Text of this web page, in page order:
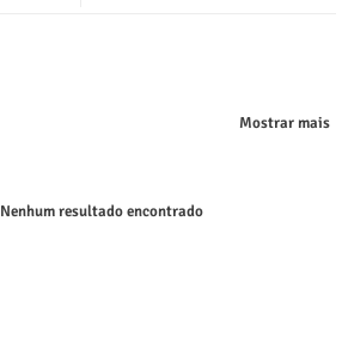
Mostrar mais
Nenhum resultado encontrado